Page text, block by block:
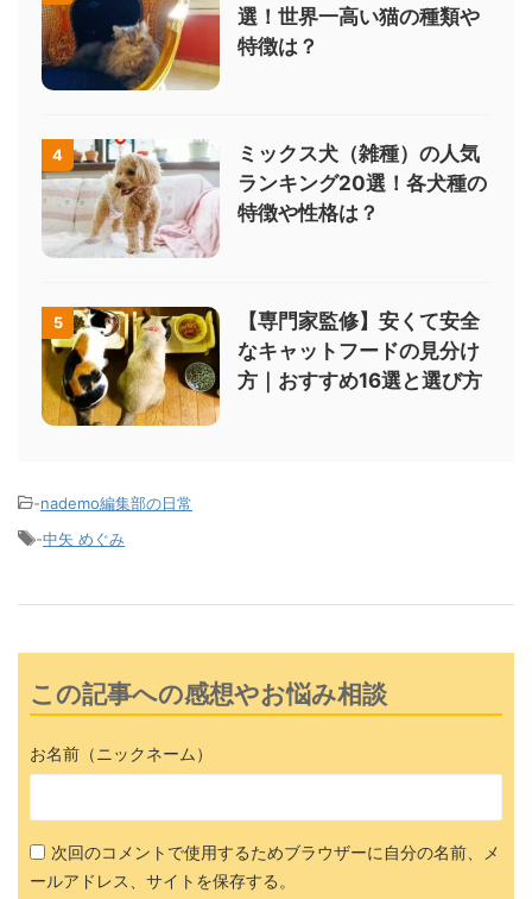
選！世界一高い猫の種類や
特徴は？
4
ミックス犬（雑種）の人気
ランキング20選！各犬種の
特徴や性格は？
5
【専門家監修】安くて安全
なキャットフードの見分け
方｜おすすめ16選と選び方
-nademo編集部の日常
-中矢 めぐみ
この記事への感想やお悩み相談
お名前（ニックネーム）
次回のコメントで使用するためブラウザーに自分の名前、メ
ールアドレス、サイトを保存する。